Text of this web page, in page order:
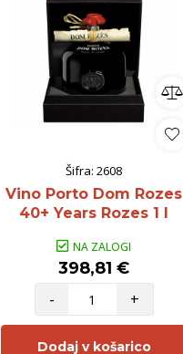
Šifra:2608
Vino Porto Dom Rozes
40+ Years Rozes 1 l
NA ZALOGI
398,81 €
-
+
Dodaj v košarico